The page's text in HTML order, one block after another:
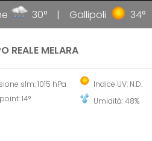
30° Gallipoli 34°
REALE MELARA
slm: 1015 hPa
14°
Indice UV: N.D.
Umidità: 48%